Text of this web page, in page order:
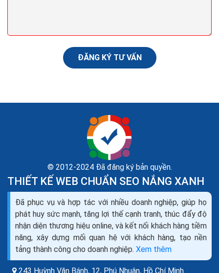
thiệu...
Thiết kế website bán máy đếm tiền seo quảng cáo
marketing ra đơn 100%
Bạn đang cần tìm hiểu về thiết kế web bán máy đếm
tiền như thế nào cho chuyên nghiệp, để mang lại hiệu
quả kinh doanh cao nhất trong thời buổi kinh doanh...
ĐĂNG KÝ TƯ VẤN
© 2012-2024 Đã đăng ký bản quyền.
THIẾT KẾ WEB CHUẨN SEO NẮNG XANH
Đã phục vụ và hợp tác với nhiều doanh nghiệp, giúp họ
phát huy sức mạnh, tăng lợi thế cạnh tranh, thúc đẩy độ
nhận diện thương hiệu online, và kết nối khách hàng tiềm
năng, xây dựng mối quan hệ với khách hàng, tạo nền
tảng thành công cho doanh nghiệp. Xem thêm
243 Huỳnh Văn Bánh, 12, Phú Nhuận, Hồ Chí Minh